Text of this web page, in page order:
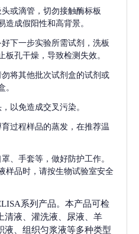
或滴管，切勿接触酶标板
造成假阳性和高背景。
下一步实验所需试剂，洗板
板孔干燥，导致检测失效。
将其他批次试剂盒的试剂或
。
以免造成交叉污染。
过程样品的蒸发，在推荐温
、手套等，做好防护工作。
样品时，请按生物试验室安全
系列产品。本产品可检
清液、灌洗液、尿液、羊
液、组织匀浆液等多种类型